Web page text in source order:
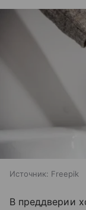
Источник: Freepik
В преддверии